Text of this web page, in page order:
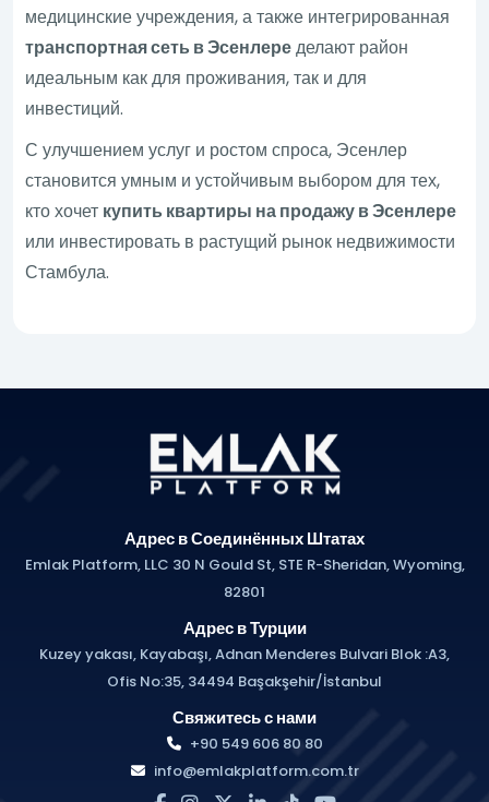
медицинские учреждения, а также интегрированная
транспортная сеть в Эсенлеределают район
идеальным как для проживания, так и для
инвестиций.
С улучшением услуг и ростом спроса, Эсенлер
становится умным и устойчивым выбором для тех,
кто хочет купить квартиры на продажу в Эсенлере
или инвестировать в растущий рынок недвижимости
Стамбула.
Адрес в Соединённых Штатах
Emlak Platform, LLC 30 N Gould St, STE R-Sheridan, Wyoming,
82801
Адрес в Турции
Kuzey yakası, Kayabaşı, Adnan Menderes Bulvari Blok :A3,
Ofis No:35, 34494 Başakşehir/İstanbul
Свяжитесь с нами
+90 549 606 80 80
info@emlakplatform.com.tr